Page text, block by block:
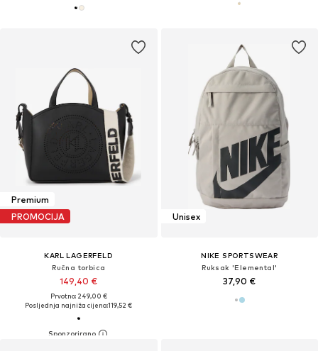
Premium
PROMOCIJA
KARL LAGERFELD
Ručna torbica
149,40 €
Prvotno: 249,00 €
Posljednja najniža cijena:119,52 €
Unisex
NIKE SPORTSWEAR
Ruksak 'Elemental'
37,90 €